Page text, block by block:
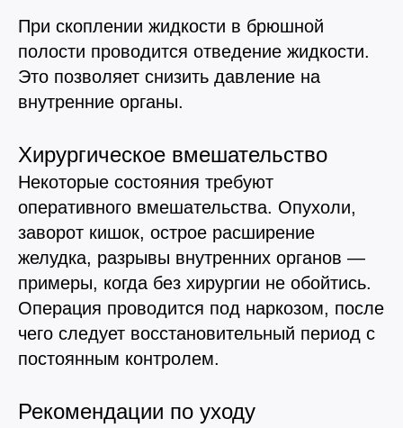
При скоплении жидкости в брюшной
полости проводится отведение жидкости.
Это позволяет снизить давление на
внутренние органы.
Хирургическое вмешательство
Некоторые состояния требуют
оперативного вмешательства. Опухоли,
заворот кишок, острое расширение
желудка, разрывы внутренних органов —
примеры, когда без хирургии не обойтись.
Операция проводится под наркозом, после
чего следует восстановительный период с
постоянным контролем.
Рекомендации по уходу